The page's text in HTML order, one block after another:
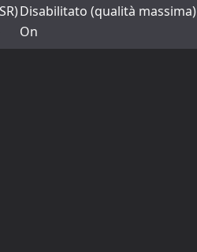
Disabilitato (qualità massima)
On